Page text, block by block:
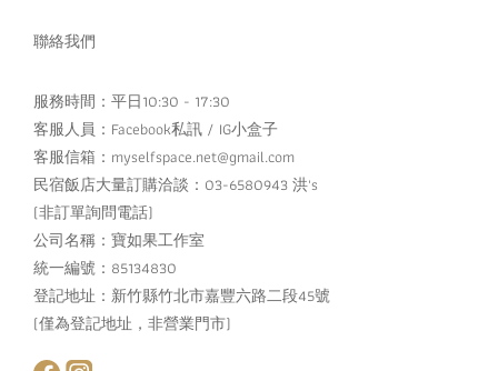
聯絡我們
服務時間：平日10:30 - 17:30
客服人員： Facebook私訊 / IG小盒子
客服信箱：myselfspace.net@gmail.com
民宿飯店大量訂購洽談：03-6580943 洪's
(非訂單詢問電話)
公司名稱：寶如果工作室
統一編號：85134830
登記地址：新竹縣竹北市嘉豐六路二段45號
(僅為登記地址，非營業門市)